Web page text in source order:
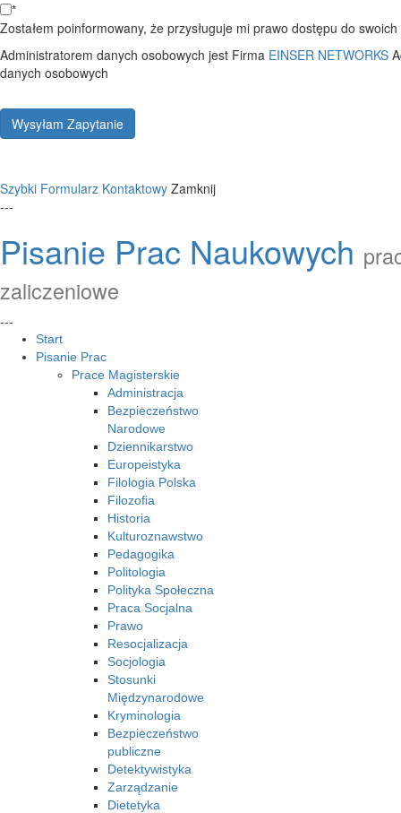
*
Zostałem poinformowany, że przysługuje mi prawo dostępu do
Administratorem danych osobowych jest Firma EINSER NETWORKS
danych osobowych
Wysyłam Zapytanie
Szybki Formularz Kontaktowy Zamknij
---
Pisanie Prac Naukowych
zaliczeniowe
---
Start
Pisanie Prac
Prace Magisterskie
Administracja
Bezpieczeństwo
Narodowe
Dziennikarstwo
Europeistyka
Filologia Polska
Filozofia
Historia
Kulturoznawstwo
Pedagogika
Politologia
Polityka Społeczna
Praca Socjalna
Prawo
Resocjalizacja
Socjologia
Stosunki
Międzynarodowe
Kryminologia
Bezpieczeństwo
publiczne
Detektywistyka
Zarządzanie
Dietetyka